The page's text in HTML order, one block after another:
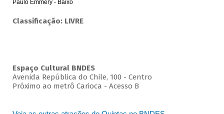
Paulo Emmery - Baixo
Classificação: LIVRE
Espaço Cultural BNDES
Avenida República do Chile, 100 - Centro
Próximo ao metrô Carioca - Acesso B